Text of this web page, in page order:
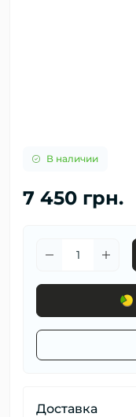
В наличии
7 450 грн.
Доставка